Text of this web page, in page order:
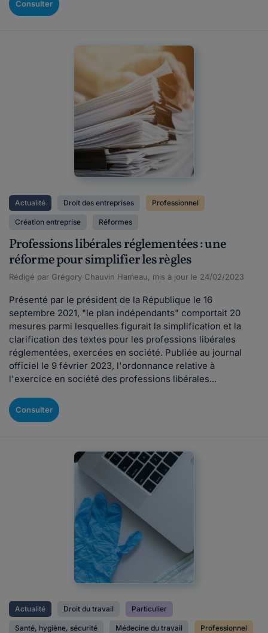
Consulter
Actualité Droit des entreprises Professionnel
Création entreprise Réformes
Professions libérales réglementées : une
réforme pour simplifier les règles
Rédigé par Grégory Chauvin Hameau, mis à jour le 24/02/2023
​Présenté par le président de la République le 16
septembre 2021, "le plan indépendants" comportait 20
mesures parmi lesquelles figurait la simplification et la
clarification des textes pour les professions libérales
réglementées, exercées en société. Publiée au journal
officiel le 9 février 2023, l'ordonnance relative à
l'exercice en société des professions libérales...
Consulter
Actualité Droit du travail Particulier
Santé, hygiène, sécurité Médecine du travail Professionnel